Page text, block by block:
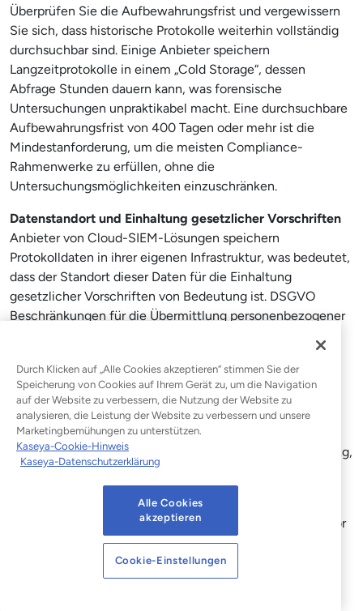
Überprüfen Sie die Aufbewahrungsfrist und vergewissern
Sie sich, dass historische Protokolle weiterhin vollständig
durchsuchbar sind. Einige Anbieter speichern
Langzeitprotokolle in einem „Cold Storage“, dessen
Abfrage Stunden dauern kann, was forensische
Untersuchungen unpraktikabel macht. Eine durchsuchbare
Aufbewahrungsfrist von 400 Tagen oder mehr ist die
Mindestanforderung, um die meisten Compliance-
Rahmenwerke zu erfüllen, ohne die
Untersuchungsmöglichkeiten einzuschränken.
Datenstandort und Einhaltung gesetzlicher Vorschriften
Anbieter von Cloud-SIEM-Lösungen speichern
Protokolldaten in ihrer eigenen Infrastruktur, was bedeutet,
dass der Standort dieser Daten für die Einhaltung
gesetzlicher Vorschriften von Bedeutung ist. DSGVO
Beschränkungen für die Übermittlung personenbezogener
Anforderungen. Vergewissern Sie sich vor der
Entscheidung für eine Bereitstellung, dass der von Ihnen
gewählte Anbieter regionale Datenspeicheroptionen
anbietet, die mit den geltenden Rahmenbedingungen im
Einklang stehen. Dies ist eine cloudspezifische Überlegung,
die bei einem lokalen SIEM nicht auftritt.
Managed vs. selbstverwalteteCloud-SIEM-Lösungen (
) Ein selbstverwaltetes Cloud-SIEM erfordert nach wie vor
Analystenkapazitäten, um Warnmeldungen zu
untersuchen, Regeln anzupassen und Integrationen zu
verwalten. Ein co-managed oder fully managed Cloud-
Durch Klicken auf „Alle Cookies akzeptieren“ stimmen Sie der
Speicherung von Cookies auf Ihrem Gerät zu, um die Navigation
auf der Website zu verbessern, die Nutzung der Website zu
analysieren, die Leistung der Website zu verbessern und unsere
Marketingbemühungen zu unterstützen.
Kaseya-Cookie-Hinweis
Kaseya-Datenschutzerklärung
Alle Cookies
akzeptieren
Cookie-Einstellungen